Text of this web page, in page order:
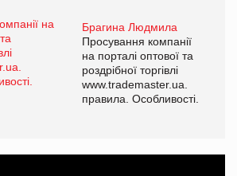
Брагина Людмила
Просування компанії
на порталі оптової та
роздрібної торгівлі
www.trademaster.ua.
правила. Особливості.